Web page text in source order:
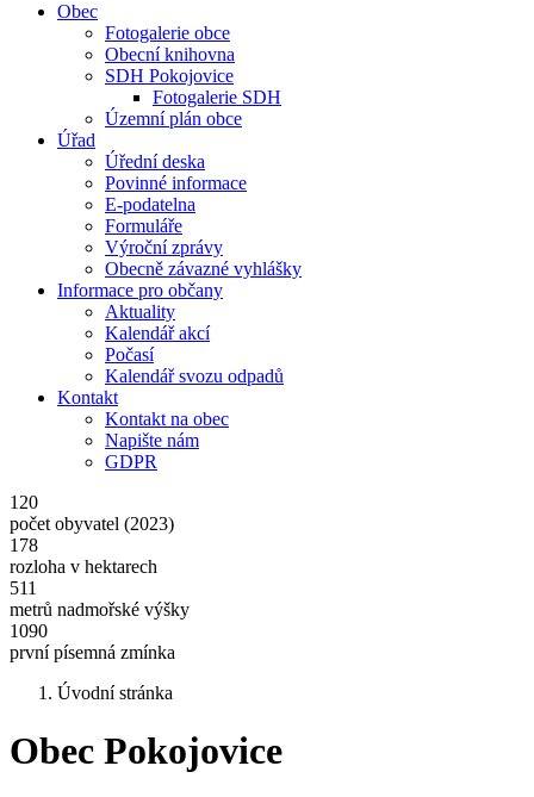
Obec
Fotogalerie obce
Obecní knihovna
SDH Pokojovice
Fotogalerie SDH
Územní plán obce
Úřad
Úřední deska
Povinné informace
E-podatelna
Formuláře
Výroční zprávy
Obecně závazné vyhlášky
Informace pro občany
Aktuality
Kalendář akcí
Počasí
Kalendář svozu odpadů
Kontakt
Kontakt na obec
Napište nám
GDPR
120
počet obyvatel (2023)
178
rozloha v hektarech
511
metrů nadmořské výšky
1090
první písemná zmínka
Úvodní stránka
Obec Pokojovice